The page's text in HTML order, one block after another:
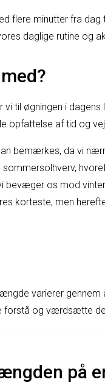
flere minutter fra
daglige rutine og
vi til øgningen i
opfattelse af tid og
bemærkes, da vi
bevæger os mod
korteste, men
varierer gennem
og værdsætte
på